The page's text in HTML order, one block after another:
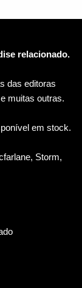
relacionado.
das editoras
muitas outras.
em stock.
Storm,